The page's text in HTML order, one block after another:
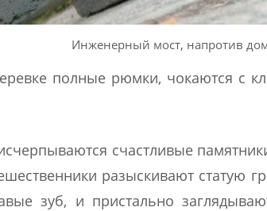
Инженерный мост, напротив
полные рюмки, чокаются с
счастливые
разыскивают статую
зуб, и пристально